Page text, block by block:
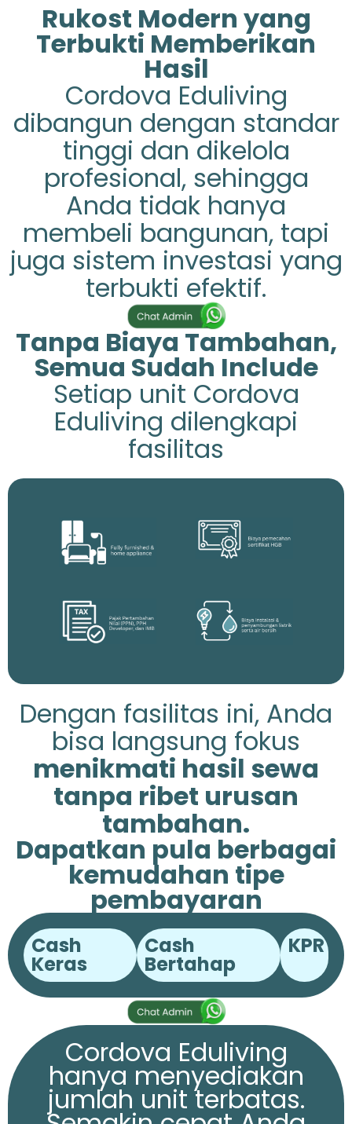
Rukost Modern yang
Terbukti Memberikan
Hasil
Cordova Eduliving
dibangun dengan standar
tinggi dan dikelola
profesional, sehingga
Anda tidak hanya
membeli bangunan, tapi
juga sistem investasi yang
terbukti efektif.
Tanpa Biaya Tambahan,
Semua Sudah Include
Setiap unit Cordova
Eduliving dilengkapi
fasilitas
Dengan fasilitas ini, Anda
bisa langsung fokus
menikmati hasil sewa
tanpa ribet urusan
tambahan.
Dapatkan pula berbagai
kemudahan tipe
pembayaran
Cash
Keras
Cash
Bertahap
KPR
Cordova Eduliving
hanya menyediakan
jumlah unit terbatas.